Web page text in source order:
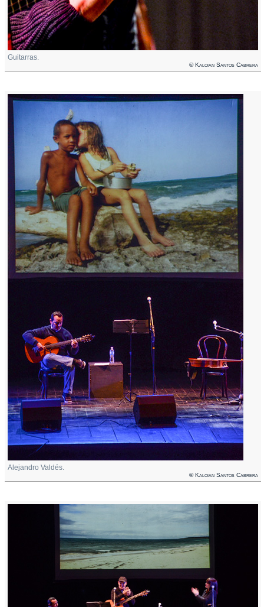
Guitarras.
© Kaloian Santos Cabrera
Alejandro Valdés.
© Kaloian Santos Cabrera